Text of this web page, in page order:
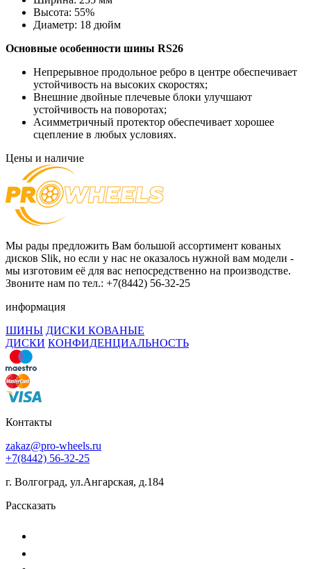
Высота: 55%
Диаметр: 18 дюйм
Основные особенности шины RS26
Непрерывное продольное ребро в центре обеспечивает
устойчивость на высоких скоростях;
Внешние двойные плечевые блоки улучшают
устойчивость на поворотах;
Асимметричный протектор обеспечивает хорошее
сцепление в любых условиях.
Цены и наличие
Мы рады предложить Вам большой ассортимент кованых
дисков Slik, но если у нас не оказалось нужной вам модели -
мы изготовим её для вас непосредственно на производстве.
Звоните нам по тел.: +7(8442) 56-32-25
информация
ШИНЫ ДИСКИ КОВАНЫЕ
ДИСКИ КОНФИДЕНЦИАЛЬНОСТЬ
Контакты
zakaz@pro-wheels.ru
+7(8442) 56-32-25
г. Волгоград, ул.Ангарская, д.184
Рассказать